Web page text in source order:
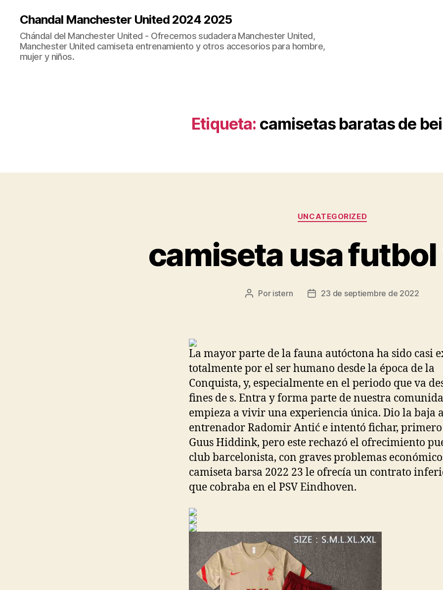
Chandal Manchester United 2024 2025
Chándal del Manchester United - Ofrecemos sudadera Manchester United,
Manchester United camiseta entrenamiento y otros accesorios para hombre,
mujer y niños.
Etiqueta: camisetas baratas de
Categorías
UNCATEGORIZED
camiseta usa futbol
Autor
Por istern
Fecha23 de septiembre de 2022
La mayor parte de la fauna autóctona ha sido casi
totalmente por el ser humano desde la época de la
Conquista, y, especialmente en el periodo que va
fines de s. Entra y forma parte de nuestra
empieza a vivir una experiencia única. Dio la baja
entrenador Radomir Antić e intentó fichar, primero
Guus Hiddink, pero este rechazó el ofrecimiento
club barcelonista, con graves problemas
camiseta barsa 2022 23 le ofrecía un contrato
que cobraba en el PSV Eindhoven.